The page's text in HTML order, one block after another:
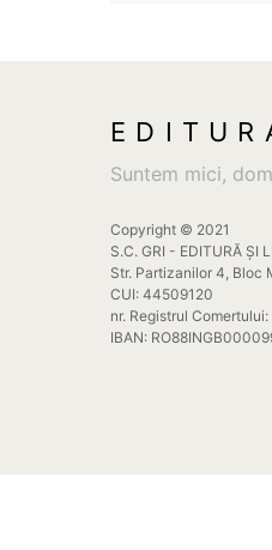
Suntem mici,
Copyright © 2021
S.C. GRI - EDITURĂ ȘI
Str. Partizanilor 4, Bloc
CUI: 44509120
nr. Registrul
IBAN: